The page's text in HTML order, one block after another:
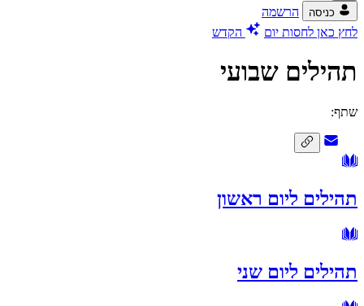
כניסה
הרשמה
לחץ כאן לחסות יום
הקדש
תהילים שבועי
שתף:
תהילים ליום ראשון
תהילים ליום שני